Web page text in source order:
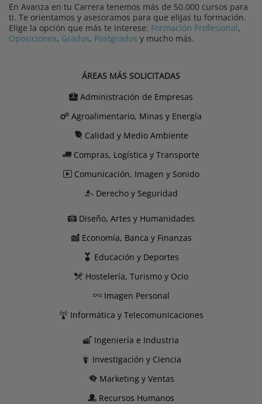
En Avanza en tu Carrera tenemos más de 50.000 cursos para
ti. Te orientamos y asesoramos para que elijas tu formación.
Elige la opción que más te interese: Formación Profesional,
Oposiciones, Grados, Postgrados y mucho más.
ÁREAS MÁS SOLICITADAS
Administración de Empresas
Agroalimentario, Minas y Energía
Calidad y Medio Ambiente
Compras, Logística y Transporte
Comunicación, Imagen y Sonido
Derecho y Seguridad
Diseño, Artes y Humanidades
Economía, Banca y Finanzas
Educación y Deportes
Hostelería, Turismo y Ocio
Imagen Personal
Informática y Telecomunicaciones
Ingeniería e Industria
Investigación y Ciencia
Marketing y Ventas
Recursos Humanos